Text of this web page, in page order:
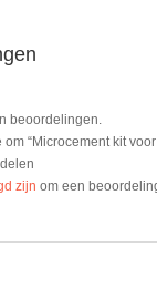
beoordelingen.
“Microcement kit
zijn om een